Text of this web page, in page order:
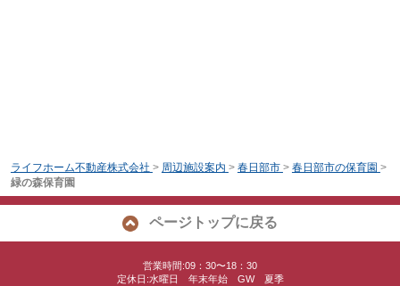
ライフホーム不動産株式会社 > 周辺施設案内 > 春日部市 > 春日部市の保育園 >
緑の森保育園
ページトップに戻る
営業時間:09：30〜18：30
定休日:水曜日 年末年始 GW 夏季